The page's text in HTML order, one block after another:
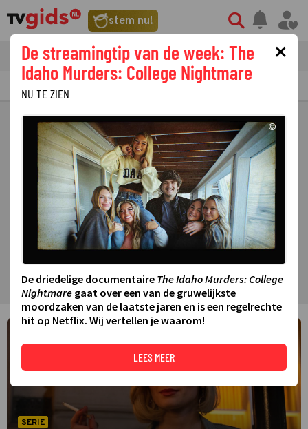
stem nu!
tvgids streaming nieuws
PRIMETIME GEMIST
SERIE
×
De streamingtip van de week: The
Idaho Murders: College Nightmare
NU TE ZIEN
©
De driedelige documentaire The Idaho Murders: College
Nightmare gaat over een van de gruwelijkste
moordzaken van de laatste jaren en is een regelrechte
hit op Netflix. Wij vertellen je waarom!
LEES MEER